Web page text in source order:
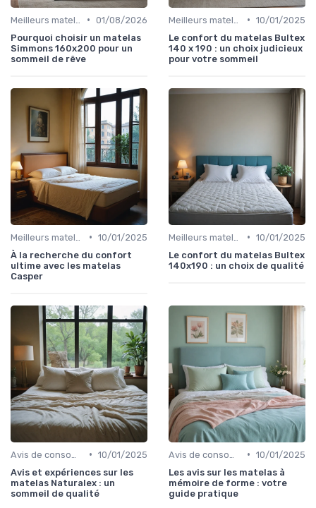
• 01/08/2026
Pourquoi choisir un matelas
Simmons 160x200 pour un
sommeil de rêve
• 10/01/2025
Le confort du matelas Bultex
140 x 190 : un choix judicieux
pour votre sommeil
• 10/01/2025
À la recherche du confort
ultime avec les matelas
Casper
• 10/01/2025
Le confort du matelas Bultex
140x190 : un choix de qualité
• 10/01/2025
Avis et expériences sur les
matelas Naturalex : un
sommeil de qualité
• 10/01/2025
Les avis sur les matelas à
mémoire de forme : votre
guide pratique